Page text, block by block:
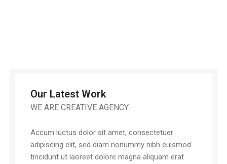
Our Latest Work
WE ARE CREATIVE AGENCY
Accum luctus dolor sit amet, consectetuer
adipiscing elit, sed diam nonummy nibh euismod
tincidunt ut laoreet dolore magna aliquam erat